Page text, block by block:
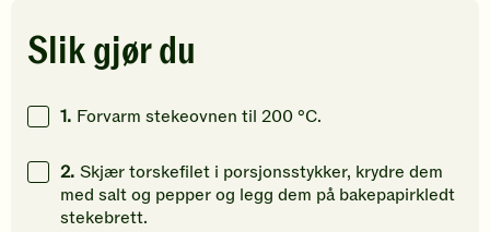
Klikk
for
gi
din
din
Slik gjør du
1. Forvarm stekeovnen til 200 °C.
2. Skjær torskefilet i porsjonsstykker, krydre dem
med salt og pepper og legg dem på bakepapirkledt
stekebrett.